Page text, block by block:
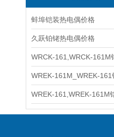
蚌埠铠装热电偶价格
久跃铂铑热电偶价格